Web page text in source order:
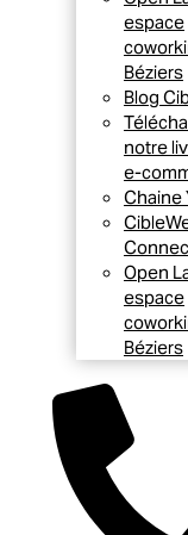
espace
Béziers
Blog
notre
e-
Chaine
Open
espace
Béziers